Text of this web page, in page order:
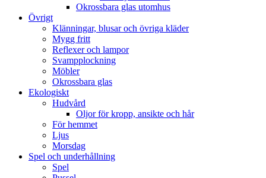
Okrossbara glas utomhus
Övrigt
Klänningar, blusar och övriga kläder
Mygg fritt
Reflexer och lampor
Svampplockning
Möbler
Okrossbara glas
Ekologiskt
Hudvård
Oljor för kropp, ansikte och hår
För hemmet
Ljus
Morsdag
Spel och underhållning
Spel